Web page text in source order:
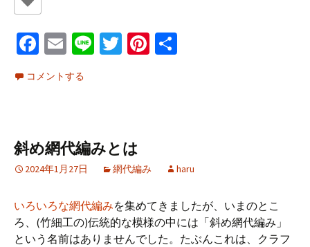
Fa
ce
b
k
E
m
ai
Li T
Pi
コメントする
斜め網代編みとは
2024年1月27日 網代編み haru
いろいろな網代編みを集めてきましたが、いまのとこ
ろ、(竹細工の)伝統的な模様の中には「斜め網代編み」
という名前はありませんでした。たぶんこれは、クラフ